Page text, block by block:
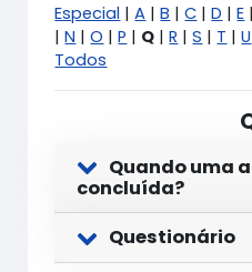
Especial |A |B |C |D |E
|N |O |P | Q |R |S | T |U
Todos
Quando uma
concluída?
Questionário